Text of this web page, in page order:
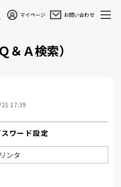
マイページ お問い合わせ
＆Ａ検索）
17:39
ワード設定
ンタ